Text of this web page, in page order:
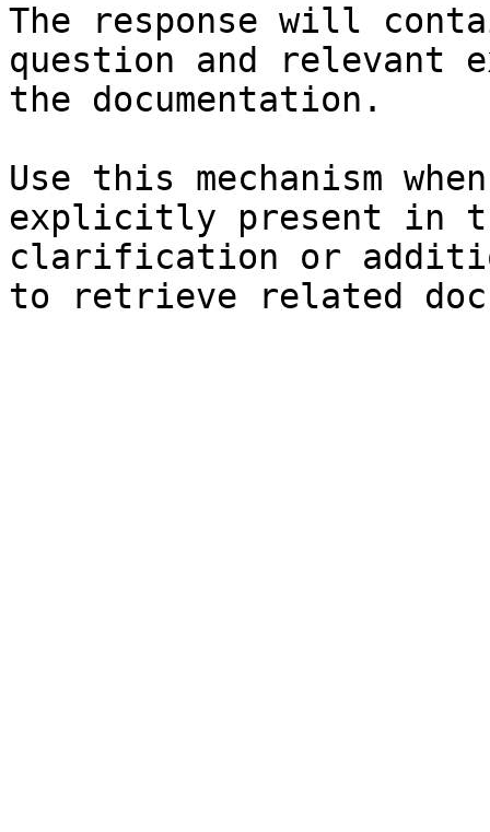
The response will
question and relevant
the documentation.
Use this mechanism
explicitly present in
clarification or